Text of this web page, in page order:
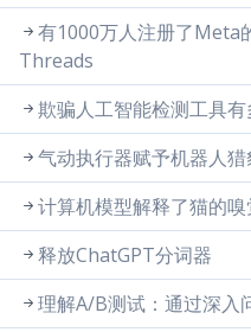
有1000万人注册了
Threads
欺骗人工智能检测工具有
气动执行器赋予机器人
计算机模型解释了猫的嗅
释放ChatGPT分词器
理解A/B测试：通过深入